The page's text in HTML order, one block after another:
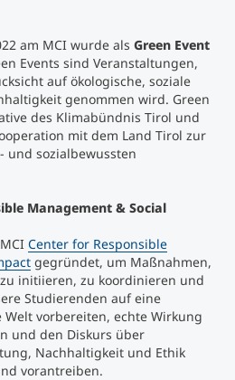
am MCI wurde als Green Event
Events sind Veranstaltungen,
auf ökologische, soziale
genommen wird. Green
des Klimabündnis Tirol und
mit dem Land Tirol zur
und sozialbewussten
Management & Social
Center for Responsible
gegründet, um Maßnahmen,
initiieren, zu koordinieren und
Studierenden auf eine
vorbereiten, echte Wirkung
und den Diskurs über
Nachhaltigkeit und Ethik
vorantreiben.